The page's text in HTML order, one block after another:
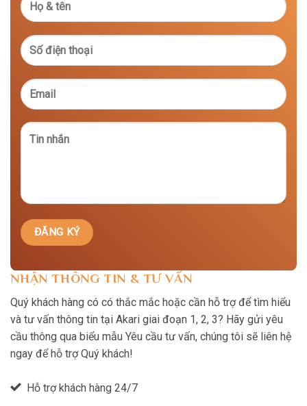
NHẬN THÔNG TIN & TƯ VẤN
Quý khách hàng có có thắc mắc hoặc cần hỗ trợ để tìm hiểu
và tư vấn thông tin tại Akari giai đoạn 1, 2, 3? Hãy gửi yêu
cầu thông qua biểu mẫu Yêu cầu tư vấn, chúng tôi sẽ liên hệ
ngay để hỗ trợ Quý khách!
Hỗ trợ khách hàng 24/7